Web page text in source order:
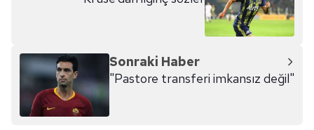
Sizlere daha iyi bir hizmet sunabilmek için İnternet
Sitemizde kendimize ve üçüncü kişilere ait çerezler
kullanılmaktadır. Bu çerezler vasıtasıyla çeşitli kişisel
verileriniz işlenmekte olup gerekli olan çerezler bilgi
toplumu hizmetlerinin sunulması amacıyla
kullanılmaktadır. Diğer çerezler, sitemizin daha işlevsel
kılınması ve kişiselleştirilmesi ve sizlere yönelik
Sonraki Haber
"Pastore transferi imkansız değil"